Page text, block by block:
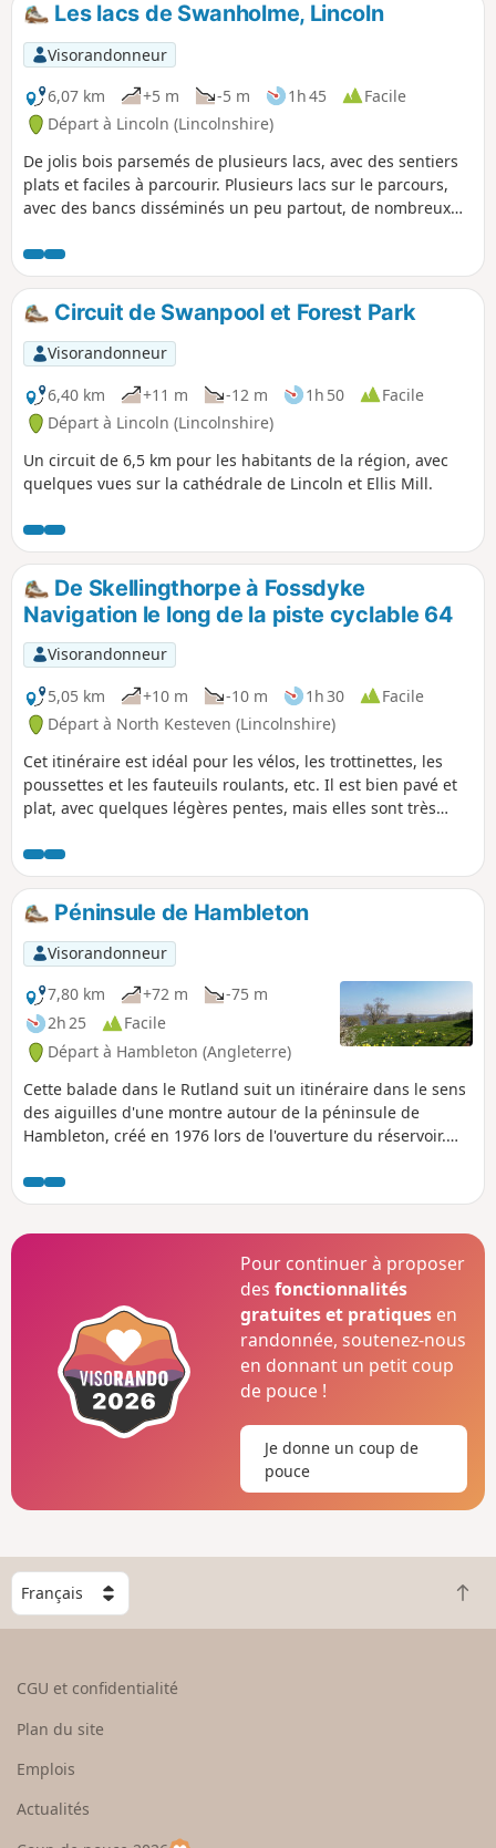
Les lacs de Swanholme, Lincoln
Visorandonneur
6,07 km
+5 m -5 m 1h 45
Facile
Départ à Lincoln (Lincolnshire)
De jolis bois parsemés de plusieurs lacs, avec des sentiers
plats et faciles à parcourir. Plusieurs lacs sur le parcours,
avec des bancs disséminés un peu partout, de nombreux
stationnement dans les rues. Chiens admis.
Circuit de Swanpool et Forest Park
Visorandonneur
6,40 km
+11 m -12 m 1h 50
Facile
Départ à Lincoln (Lincolnshire)
Un circuit de 6,5 km pour les habitants de la région, avec
quelques vues sur la cathédrale de Lincoln et Ellis Mill.
De Skellingthorpe à Fossdyke
Navigation le long de la piste cyclable 64
Visorandonneur
5,05 km
+10 m -10 m 1h 30
Facile
Départ à North Kesteven (Lincolnshire)
Cet itinéraire est idéal pour les vélos, les trottinettes, les
poussettes et les fauteuils roulants, etc. Il est bien pavé et
plat, avec quelques légères pentes, mais elles sont très
simplement vous arrêter et faire demi-tour.
Péninsule de Hambleton
Visorandonneur
7,80 km
+72 m
-75 m
2h 25
Facile
Départ à Hambleton (Angleterre)
Cette balade dans le Rutland suit un itinéraire dans le sens
des aiguilles d'une montre autour de la péninsule de
Hambleton, créé en 1976 lors de l'ouverture du réservoir.
concessionnaires. Tu pourras profiter tout au long du
parcours de vues sur le réservoir.
Pour continuer à proposer
desfonctionnalités
gratuites et pratiques en
randonnée, soutenez-nous
en donnant un petit coup
de pouce !
Je donne un coup de
pouce
C
o
e
u
R
e
CGU et confidentialité
Plan du site
Emplois
Actualités